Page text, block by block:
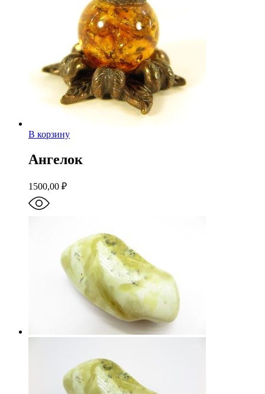
В корзину
Ангелок
1500,00 ₽